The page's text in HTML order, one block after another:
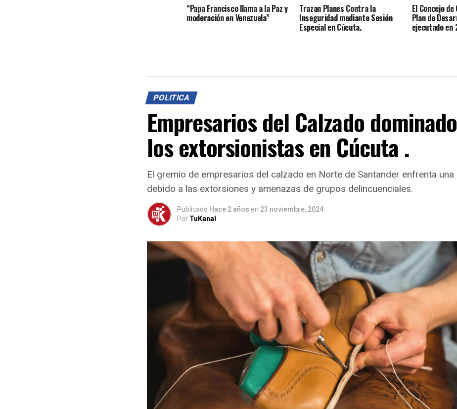
“Papa Francisco llama a la Paz y
moderación en Venezuela”
Trazan Planes Contra la
Inseguridad mediante Sesión
Especial en Cúcuta.
El Concejo
Plan de
ejecutado
POLITICA
Empresarios del Calzado
los extorsionistas en Cúcuta .
El gremio de empresarios del calzado en Norte de Santander enfrenta
debido a las extorsiones y amenazas de grupos delincuenciales.
Publicado Hace 2 años en 23 noviembre, 2024
Por TuKanal